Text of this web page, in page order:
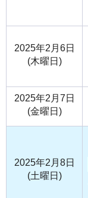
2025年2月6日
(木曜日)
2025年2月7日
(金曜日)
2025年2月8日
(土曜日)